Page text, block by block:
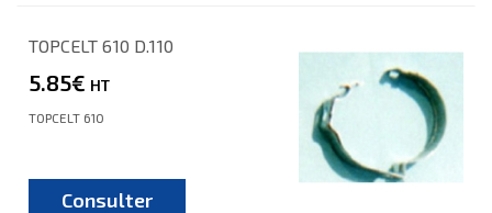
TOPCELT 610 D.110
5.85€ HT
TOPCELT 610
Consulter